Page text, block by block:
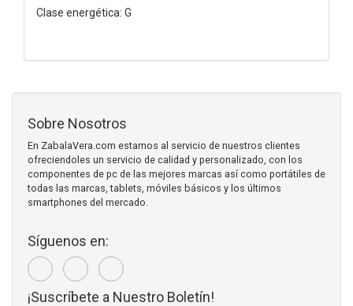
Clase energética: G
Sobre Nosotros
En ZabalaVera.com estamos al servicio de nuestros clientes
ofreciendoles un servicio de calidad y personalizado, con los
componentes de pc de las mejores marcas así como portátiles de
todas las marcas, tablets, móviles básicos y los últimos
smartphones del mercado.
Síguenos en:
¡Suscríbete a Nuestro Boletín!